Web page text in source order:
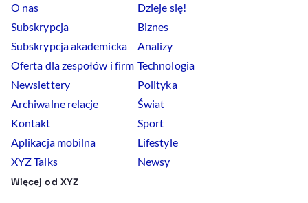
O nas
Subskrypcja
Subskrypcja akademicka
Oferta dla zespołów i firm
Newslettery
Archiwalne relacje
Kontakt
Aplikacja mobilna
XYZ Talks
Dzieje się!
Biznes
Analizy
Technologia
Polityka
Świat
Sport
Lifestyle
Newsy
Więcej od XYZ